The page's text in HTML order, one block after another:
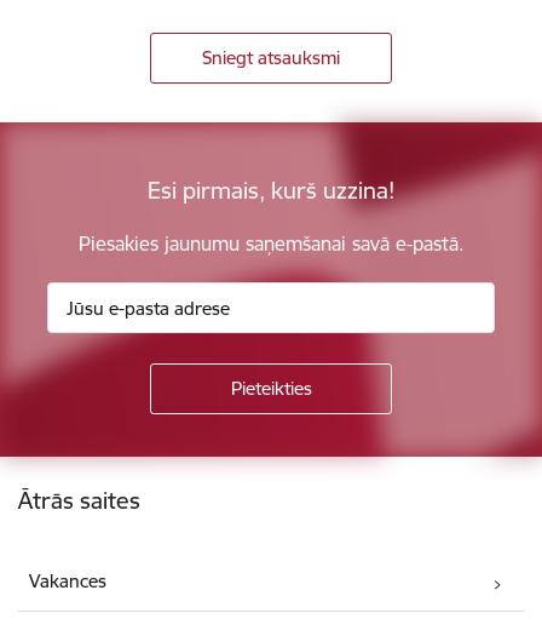
Sniegt atsauksmi
Esi pirmais, kurš uzzina!
Piesakies jaunumu saņemšanai savā e-pastā.
Kājene
Ātrās saites
Vakances